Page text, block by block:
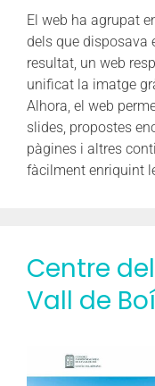
El web ha agrupat
dels que disposava
resultat, un web
unificat la imatge
Alhora, el web
slides, propostes
pàgines i altres
fàcilment enriquint
Centre
Vall de Boí